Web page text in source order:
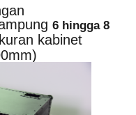
6 hingga 8
kabinet